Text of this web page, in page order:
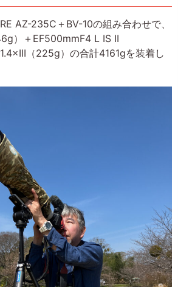
AZ-235C＋BV-10の組み合わせで、
）＋EF500mmF4 L IS II
（225g）の合計4161gを装着し